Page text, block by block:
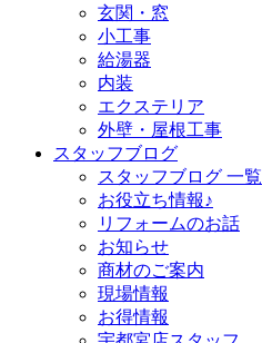
玄関・窓
小工事
給湯器
内装
エクステリア
外壁・屋根工事
スタッフブログ
スタッフブログ 一覧
お役立ち情報♪
リフォームのお話
お知らせ
商材のご案内
現場情報
お得情報